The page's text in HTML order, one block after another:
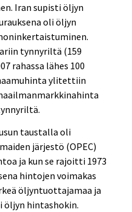
Iran supisti öljyn
oli öljyn
tynnyriltä (159
rahassa lähes 100
ylitettiin
taustalla oli
järjestö (OPEC)
ja kun se rajoitti 1973
hintojen voimakas
öljyntuottajamaa ja
hintashokin.